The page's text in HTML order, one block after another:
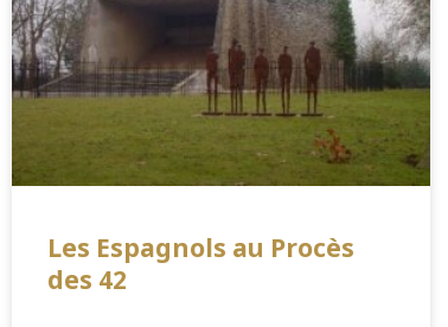
Les Espagnols au Procès
des 42